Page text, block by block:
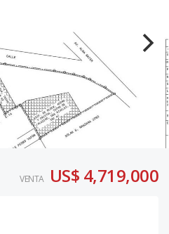
VENTA US$ 4,719,000